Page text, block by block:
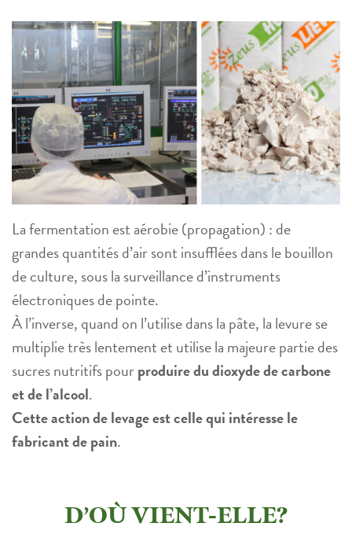
La fermentation est aérobie (propagation) : de
grandes quantités d’air sont insufflées dans le bouillon
de culture, sous la surveillance d’instruments
électroniques de pointe.
À l’inverse, quand on l’utilise dans la pâte, la levure se
multiplie très lentement et utilise la majeure partie des
sucres nutritifs pourproduire du dioxyde de carbone
et de l’alcool.
Cette action de levage est celle qui intéresse le
fabricant de pain.
D’OÙ VIENT-ELLE?